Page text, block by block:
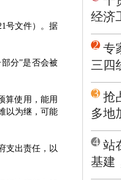
号文件）。据
分”是否会被
算使用，能用
以为继，可能
支出责任，以
经济
2 专
三四
3 抢
多地
4 站
基建